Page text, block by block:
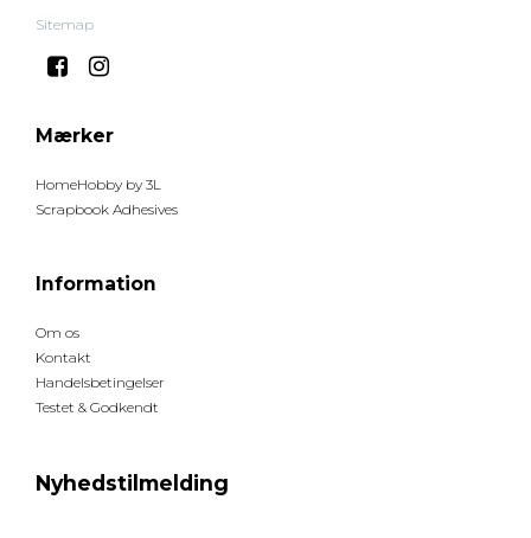
Sitemap
Mærker
HomeHobby by 3L
Scrapbook Adhesives
Information
Om os
Kontakt
Handelsbetingelser
Testet & Godkendt
Nyhedstilmelding